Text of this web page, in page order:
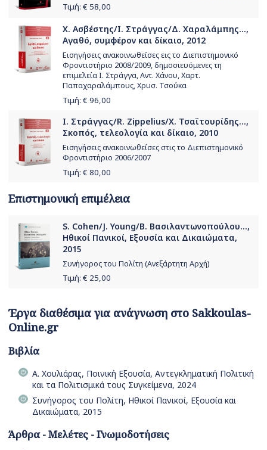
Τιμή: € 58,00
Χ. Ασβέστης/Ι. Στράγγας/Δ. Χαραλάμπης...,
Αγαθό, συμφέρον και δίκαιο, 2012
Εισηγήσεις ανακοινωθείσες εις το Διεπιστημονικό
Φροντιστήριο 2008/2009, δημοσιευόμενες τη
επιμελεία Ι. Στράγγα, Αντ. Χάνου, Χαρτ.
Παπαχαραλάμπους, Χρυσ. Τσούκα
Τιμή: € 96,00
Ι. Στράγγας/R. Zippelius/Χ. Τσαϊτουρίδης...,
Σκοπός, τελεολογία και δίκαιο, 2010
Εισηγήσεις ανακοινωθείσες στις το Διεπιστημονικό
Φροντιστήριο 2006/2007
Τιμή: € 80,00
Επιστημονική επιμέλεια
S. Cohen/J. Young/Β. Βασιλαντωνοπούλου...,
Ηθικοί Πανικοί, Εξουσία και Δικαιώματα,
2015
Συνήγορος του Πολίτη (Ανεξάρτητη Αρχή)
Τιμή: € 25,00
Έργα διαθέσιμα για ανάγνωση στο Sakkoulas-
Online.gr
Βιβλία
Α. Χουλιάρας, Ποινική Εξουσία, Αντεγκληματική Πολιτική
και τα Πολιτισμικά τους Συγκείμενα, 2024
Συνήγορος του Πολίτη, Ηθικοί Πανικοί, Εξουσία και
Δικαιώματα, 2015
Άρθρα - Μελέτες - Γνωμοδοτήσεις